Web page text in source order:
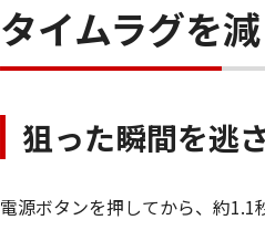
タイムラグを
狙った瞬間を逃
電源ボタンを押してから、約